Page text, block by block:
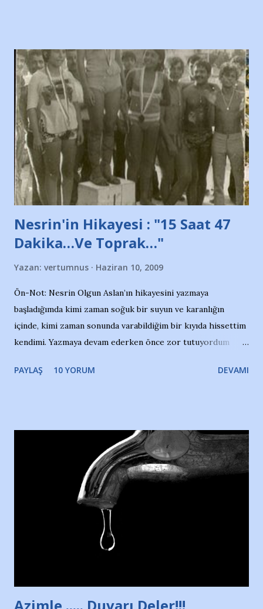
ve ürünlerini Bursa şehrinde görmek istemediklerini bir
protesto eylemiyle açıkladıklarını bildiriyordu.. Bu grup
adına açıklama yapan şahsı muhterem(!) ''Açık ve net olarak
söylüyoruz. Bu son uyarımızdır. Bunun yanısıra, bu takımlara
ait tanıtıcı ilanların asılmasına izin veren Bursa Büyükşehir
Belediyesi ile mağazaların bulunduğu alışveriş merkezlerini
de kınıyoruz'' diye de eklemiş .. Blogumuzda okuduğum bu
yazının hemen ardından bu habe...
Nesrin'in Hikayesi : "15 Saat 47
Dakika…Ve Toprak…"
Yazan: vertumnus Haziran 10, 2009
Ön-Not: Nesrin Olgun Aslan’ın hikayesini yazmaya
başladığımda kimi zaman soğuk bir suyun ve karanlığın
içinde, kimi zaman sonunda varabildiğim bir kıyıda hissettim
kendimi. Yazmaya devam ederken önce zor tutuyordum
Yazımı, ağlayarak bitirebildim ancak…Kendisinin web
Nesrin’in Hikayesi’ne başlıyorum… 1964 Adana Yüzme
havuzunun kenarında 7 yaşında kara kuru bir kız çocuğu
duruyor. Havuzun içinde Adana Demirspor Kulübü
yüzücüleri. Erkekler çoğunlukta. Küçük kız etrafına bakıyor.
Sadece 4 kız çocuğu var. Nesrin, Adana Demirspor’un 4
kızından biri oluyor o gün…Giriyor havuza. 1973 – 1975
Adana Nesrin, 16 yaşında. Yüzüyor. 7 yaşında girdiği
Türkiye 3.lüğü var. 17 yaşında mar...
PAYLAŞ 10 YORUM DEVAMI